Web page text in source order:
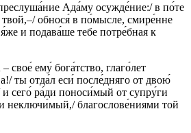
Ада́му осужде́ние:/ в по́те
твой,–/ обнося́ в по́мысле, смире́нне
и подава́ше тебе потре́бная к
ему́ бога́тство, глаго́лет
ты отда́л еси́ после́дняго от двою́
сего́ ра́ди поноси́мый от супру́ги
неключи́мый,/ благослове́ниями той